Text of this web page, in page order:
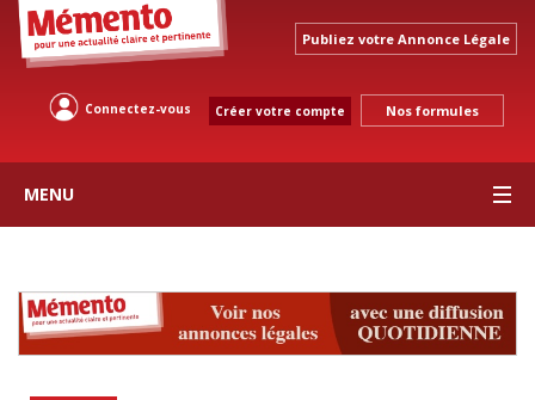
Publiez votre Annonce Légale
Connectez-vous Créer votre compte Nos formules
MENU